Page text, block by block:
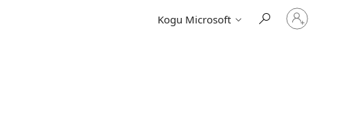
Kogu Microsoft
Logige
sisse
oma